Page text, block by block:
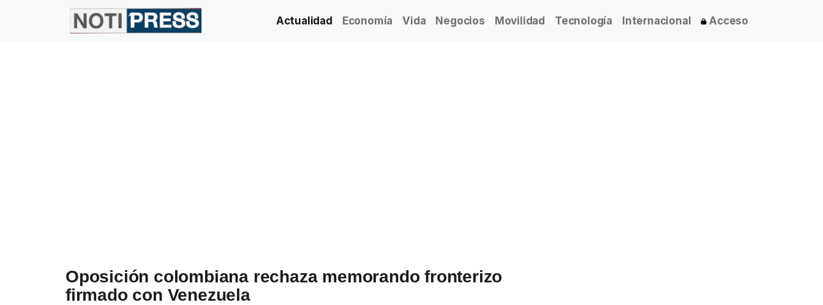
Actualidad Economía Vida Negocios Movilidad Tecnología Internacional Acceso
Oposición colombiana rechaza memorando fronterizo
firmado con Venezuela